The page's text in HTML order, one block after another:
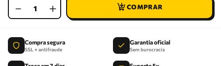
＋
－
Compra segura
SSL + antifraude
Garantia oficial
Sem burocracia